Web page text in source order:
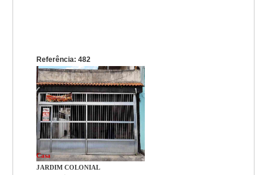
Referência: 482
Casa
JARDIM COLONIAL